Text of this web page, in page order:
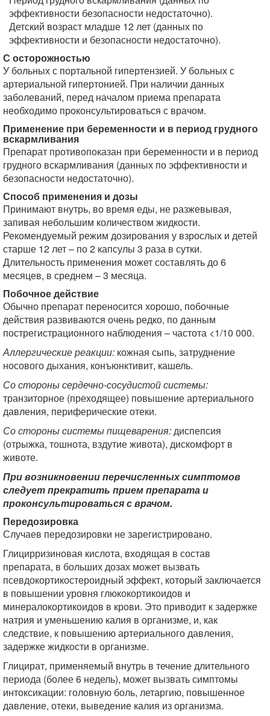
эффективности безопасности недостаточно).
Детский возраст младше 12 лет (данных по
эффективности и безопасности недостаточно).
С осторожностью
У больных с портальной гипертензией. У больных с
артериальной гипертонией. При наличии данных
заболеваний, перед началом приема препарата
необходимо проконсультироваться с врачом.
Применение при беременности и в период грудного
вскармливания
Препарат противопоказан при беременности и в период
грудного вскармливания (данных по эффективности и
безопасности недостаточно).
Способ применения и дозы
Принимают внутрь, во время еды, не разжевывая,
запивая небольшим количеством жидкости.
Рекомендуемый режим дозирования у взрослых и детей
старше 12 лет – по 2 капсулы 3 раза в сутки.
Длительность применения может составлять до 6
месяцев, в среднем – 3 месяца.
Побочное действие
Обычно препарат переносится хорошо, побочные
действия развиваются очень редко, по данным
пострегистрационного наблюдения – частота <1/10 000.
Аллергические реакции: кожная сыпь, затруднение
носового дыхания, конъюнктивит, кашель.
Со стороны сердечно-сосудистой системы:
транзиторное (преходящее) повышение артериального
давления, периферические отеки.
Со стороны системы пищеварения:диспепсия
(отрыжка, тошнота, вздутие живота), дискомфорт в
животе.
При возникновении перечисленных симптомов
следует прекратить прием препарата и
проконсультироваться с врачом.
Передозировка
Случаев передозировки не зарегистрировано.
Глицирризиновая кислота, входящая в состав
препарата, в больших дозах может вызвать
псевдокортикостероидный эффект, который заключается
в повышении уровня глюкокортикоидов и
минералокортикоидов в крови. Это приводит к задержке
натрия и уменьшению калия в организме, и, как
следствие, к повышению артериального давления,
задержке жидкости в организме.
Глицират, применяемый внутрь в течение длительного
периода (более 6 недель), может вызвать симптомы
интоксикации: головную боль, летаргию, повышенное
давление, отеки, выведение калия из организма.